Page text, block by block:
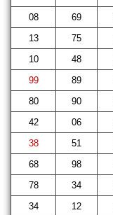
08
69
13
75
10
48
99
89
80
90
42
06
38
51
68
98
78
34
34
12